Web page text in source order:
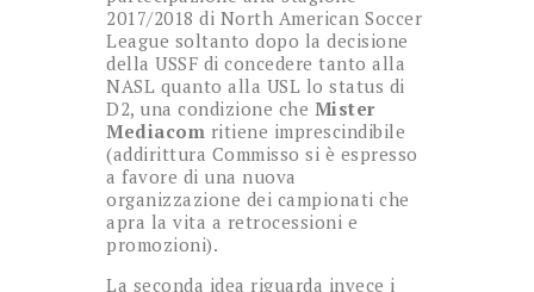
2017/2018 di North American Soccer
League soltanto dopo la decisione
della USSF di concedere tanto alla
NASL quanto alla USL lo status di
D2, una condizione che Mister
Mediacom ritiene imprescindibile
(addirittura Commisso si è espresso
a favore di una nuova
organizzazione dei campionati che
apra la vita a retrocessioni e
promozioni).
La seconda idea riguarda invece i